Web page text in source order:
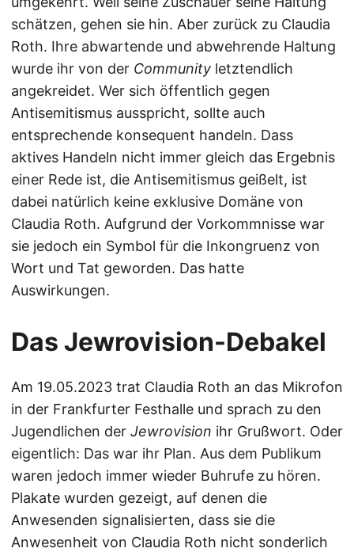
schätzen, gehen sie hin. Aber zurück zu Claudia
Roth. Ihre abwartende und abwehrende Haltung
wurde ihr von der Community letztendlich
angekreidet. Wer sich öffentlich gegen
Antisemitismus ausspricht, sollte auch
entsprechende konsequent handeln. Dass
aktives Handeln nicht immer gleich das Ergebnis
einer Rede ist, die Antisemitismus geißelt, ist
dabei natürlich keine exklusive Domäne von
Claudia Roth. Aufgrund der Vorkommnisse war
sie jedoch ein Symbol für die Inkongruenz von
Wort und Tat geworden. Das hatte
Auswirkungen.
Das Jewrovision-Debakel
Am 19.05.2023 trat Claudia Roth an das Mikrofon
in der Frankfurter Festhalle und sprach zu den
Jugendlichen der Jewrovision ihr Grußwort. Oder
eigentlich: Das war ihr Plan. Aus dem Publikum
waren jedoch immer wieder Buhrufe zu hören.
Plakate wurden gezeigt, auf denen die
Anwesenden signalisierten, dass sie die
Anwesenheit von Claudia Roth nicht sonderlich